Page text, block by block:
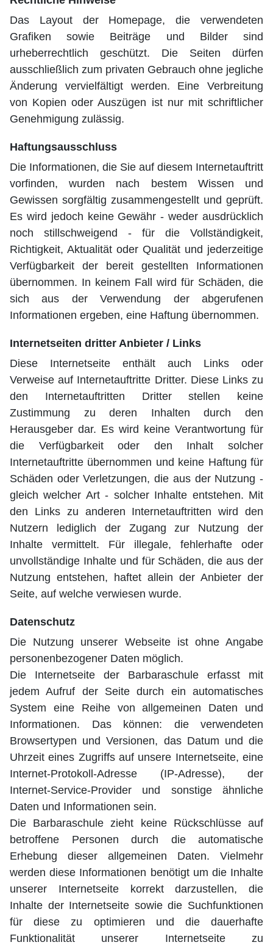
Das Layout der Homepage, die verwendeten
Grafiken sowie Beiträge und Bilder sind
urheberrechtlich geschützt. Die Seiten dürfen
ausschließlich zum privaten Gebrauch ohne jegliche
Änderung vervielfältigt werden. Eine Verbreitung
von Kopien oder Auszügen ist nur mit schriftlicher
Genehmigung zulässig.
Haftungsausschluss
Die Informationen, die Sie auf diesem Internetauftritt
vorfinden, wurden nach bestem Wissen und
Gewissen sorgfältig zusammengestellt und geprüft.
Es wird jedoch keine Gewähr - weder ausdrücklich
noch stillschweigend - für die Vollständigkeit,
Richtigkeit, Aktualität oder Qualität und jederzeitige
Verfügbarkeit der bereit gestellten Informationen
übernommen. In keinem Fall wird für Schäden, die
sich aus der Verwendung der abgerufenen
Informationen ergeben, eine Haftung übernommen.
Internetseiten dritter Anbieter / Links
Diese Internetseite enthält auch Links oder
Verweise auf Internetauftritte Dritter. Diese Links zu
den Internetauftritten Dritter stellen keine
Zustimmung zu deren Inhalten durch den
Herausgeber dar. Es wird keine Verantwortung für
die Verfügbarkeit oder den Inhalt solcher
Internetauftritte übernommen und keine Haftung für
Schäden oder Verletzungen, die aus der Nutzung -
gleich welcher Art - solcher Inhalte entstehen. Mit
den Links zu anderen Internetauftritten wird den
Nutzern lediglich der Zugang zur Nutzung der
Inhalte vermittelt. Für illegale, fehlerhafte oder
unvollständige Inhalte und für Schäden, die aus der
Nutzung entstehen, haftet allein der Anbieter der
Seite, auf welche verwiesen wurde.
Datenschutz
Die Nutzung unserer Webseite ist ohne Angabe
personenbezogener Daten möglich.
Die Internetseite der Barbaraschule erfasst mit
jedem Aufruf der Seite durch ein automatisches
System eine Reihe von allgemeinen Daten und
Informationen. Das können: die verwendeten
Browsertypen und Versionen, das Datum und die
Uhrzeit eines Zugriffs auf unsere Internetseite, eine
Internet-Protokoll-Adresse (IP-Adresse), der
Internet-Service-Provider und sonstige ähnliche
Daten und Informationen sein.
Die Barbaraschule zieht keine Rückschlüsse auf
betroffene Personen durch die automatische
Erhebung dieser allgemeinen Daten. Vielmehr
werden diese Informationen benötigt um die Inhalte
unserer Internetseite korrekt darzustellen, die
Inhalte der Internetseite sowie die Suchfunktionen
für diese zu optimieren und die dauerhafte
Funktionalität unserer Internetseite zu